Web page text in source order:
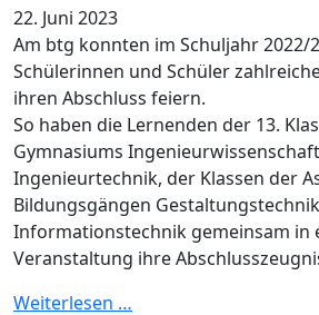
22. Juni 2023
Am btg konnten im Schuljahr 2022/
Schülerinnen und Schüler
ihren Abschluss feiern.
So haben die Lernenden der 13.
Gymnasiums
Ingenieurtechnik, der Klassen der
Bildungsgängen
Informationstechnik gemeinsam in
Veranstaltung ihre
Weiterlesen …